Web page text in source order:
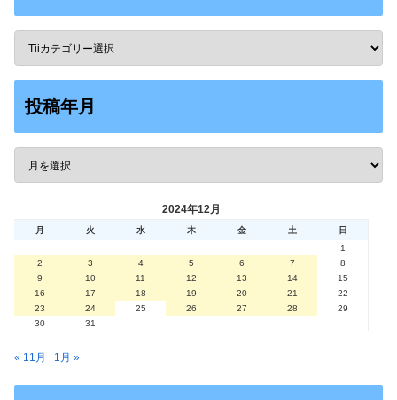
投稿年月
2024年12月
月 火 水 木 金 土
日
1
2
3 4 5 6 7
8
9
10 11 12 13 14
15
16
17 18 19 20 21
22
23
24 25 26 27 28
29
30
31
« 11月 1月 »